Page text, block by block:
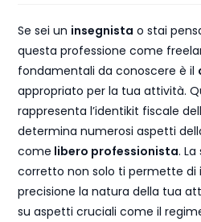
Se sei un insegnista o stai
questa professione come
fondamentali da conoscere è il
appropriato per la tua attività.
rappresenta l’identikit fiscale
determina numerosi aspetti
come libero professionista.
corretto non solo ti permette di
precisione la natura della tua
su aspetti cruciali come il